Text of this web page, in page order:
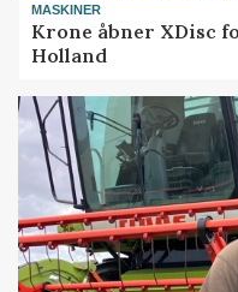
MASKINER
Krone åbner XDisc
Holland